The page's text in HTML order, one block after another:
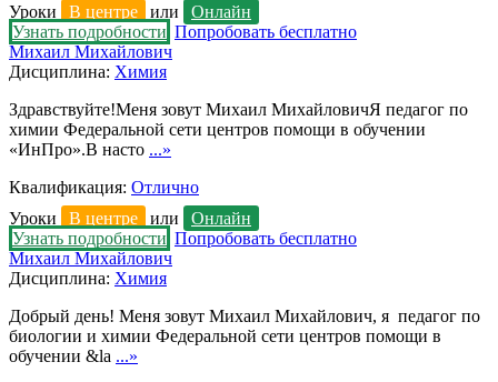
Уроки
В центре или
Онлайн
Узнать подробности Попробовать бесплатно
Михаил Михайлович
Дисциплина: Химия
Здравствуйте!Меня зовут Михаил МихайловичЯ педагог по
химии Федеральной сети центров помощи в обучении
«ИнПро».В насто ...»
Квалификация: Отлично
Уроки
В центре или
Онлайн
Узнать подробности Попробовать бесплатно
Михаил Михайлович
Дисциплина: Химия
Добрый день! Меня зовут Михаил Михайлович, я педагог по
биологии и химии Федеральной сети центров помощи в
обучении &la ...»